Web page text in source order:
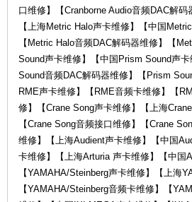
口维修】【Cranborne Audio音频DAC解
【上海Metric Halo声卡维修】【中国
【Metric Halo音频DAC解码器维修】【
Sound声卡维修】【中国Prism Sound声
Sound音频DAC解码器维修】【Prism
RME声卡维修】【RME音频卡维修】【
修】【Crane Song声卡维修】【上海
【Crane Song音频接口维修】【Crane
维修】【上海Audient声卡维修】【中国
卡维修】【上海Arturia 声卡维修】【中国
【YAMAHA/Steinberg声卡维修】【上海
【YAMAHA/Steinberg音频卡维修】【